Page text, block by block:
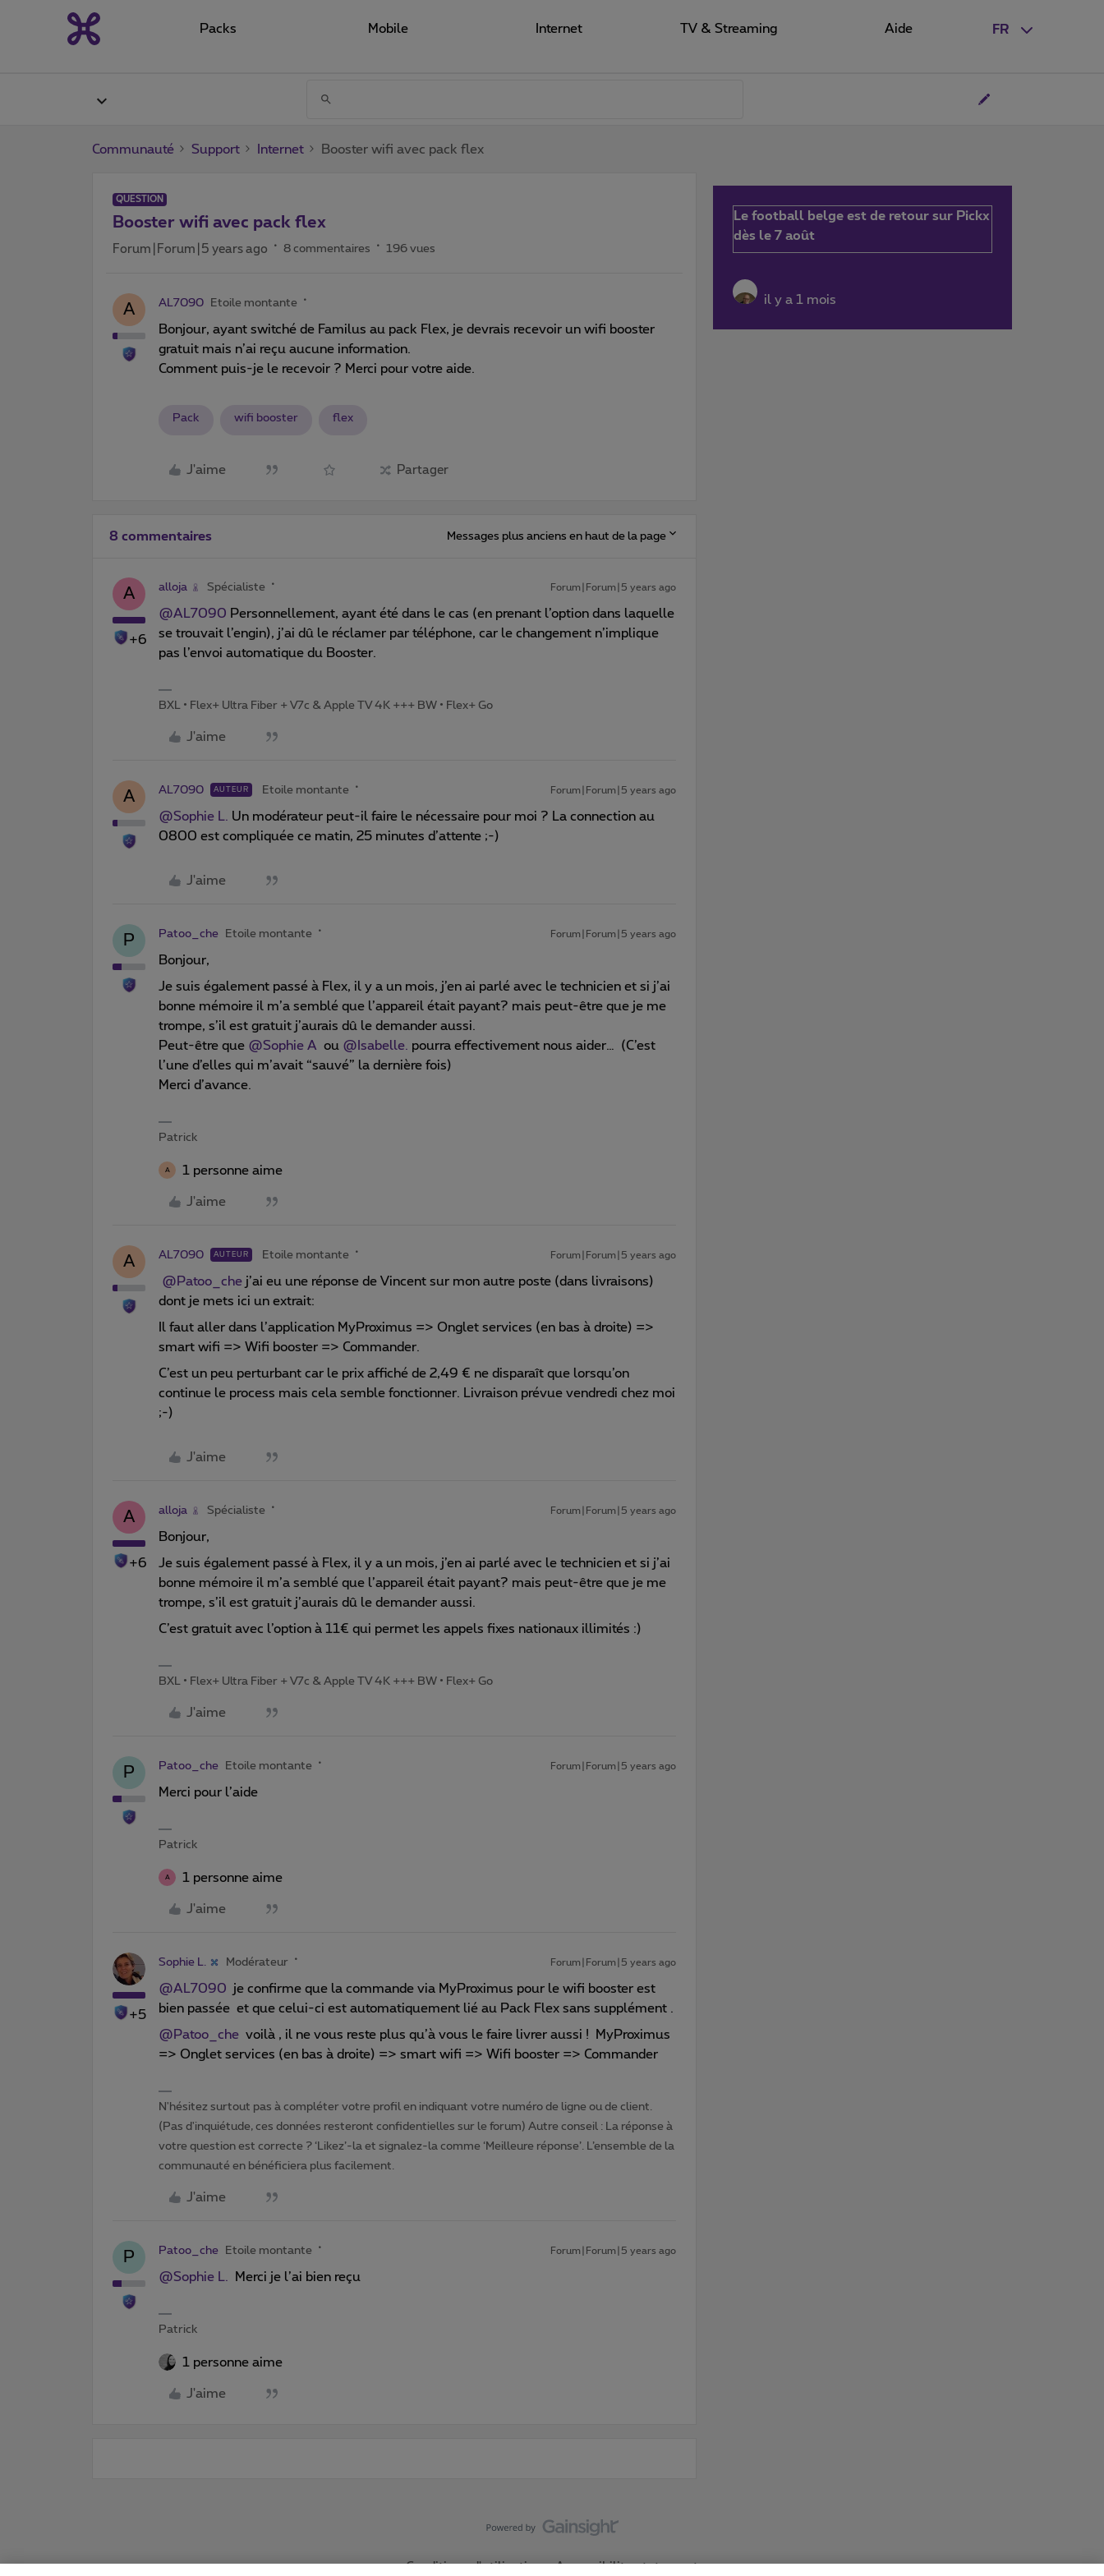
FR
Packs Mobile Internet TV & Streaming Aide
Communauté Support Internet Booster wifi avec pack flex
QUESTION
Booster wifi avec pack flex
Forum|Forum|5 years ago 8 commentaires 196 vues
A AL7090 Etoile montante
Bonjour, ayant switché de Familus au pack Flex, je devrais recevoir un wifi booster
gratuit mais n’ai reçu aucune information.
Comment puis-je le recevoir ? Merci pour votre aide.
Pack wifi booster flex
J'aime Partager
8 commentaires Messages plus anciens en haut de la page
A
+6
alloja Spécialiste Forum|Forum|5 years ago
@AL7090 Personnellement, ayant été dans le cas (en prenant l’option dans laquelle
se trouvait l’engin), j’ai dû le réclamer par téléphone, car le changement n’implique
pas l’envoi automatique du Booster.
BXL • Flex+ Ultra Fiber + V7c & Apple TV 4K +++ BW • Flex+ Go
J'aime
A AL7090 AUTEUR Etoile montante Forum|Forum|5 years ago
@Sophie L.
Un modérateur peut-il faire le nécessaire pour moi ? La connection au
0800 est compliquée ce matin, 25 minutes d’attente ;-)
J'aime
P Patoo_che Etoile montante Forum|Forum|5 years ago
Bonjour,
Je suis également passé à Flex, il y a un mois, j’en ai parlé avec le technicien et si j’ai
bonne mémoire il m’a semblé que l’appareil était payant? mais peut-être que je me
trompe, s’il est gratuit j’aurais dû le demander aussi.
Peut-être que @Sophie A ou @Isabelle. pourra effectivement nous aider… (C’est
l’une d’elles qui m’avait “sauvé” la dernière fois)
Merci d’avance.
Patrick
A 1 personne aime
J'aime
A AL7090 AUTEUR Etoile montante Forum|Forum|5 years ago
@Patoo_che j’ai eu une réponse de Vincent sur mon autre poste (dans livraisons)
dont je mets ici un extrait:
Il faut aller dans l’application MyProximus => Onglet services (en bas à droite) =>
smart wifi => Wifi booster => Commander.
C’est un peu perturbant car le prix affiché de 2,49 € ne disparaît que lorsqu’on
continue le process mais cela semble fonctionner. Livraison prévue vendredi chez moi
;-)
J'aime
A
+6
alloja Spécialiste Forum|Forum|5 years ago
Bonjour,
Je suis également passé à Flex, il y a un mois, j’en ai parlé avec le technicien et si j’ai
bonne mémoire il m’a semblé que l’appareil était payant? mais peut-être que je me
trompe, s’il est gratuit j’aurais dû le demander aussi.
C’est gratuit avec l’option à 11€ qui permet les appels fixes nationaux illimités :)
BXL • Flex+ Ultra Fiber + V7c & Apple TV 4K +++ BW • Flex+ Go
J'aime
P Patoo_che Etoile montante Forum|Forum|5 years ago
Merci pour l’aide
Patrick
A 1 personne aime
J'aime
+5
Sophie L. Modérateur Forum|Forum|5 years ago
@AL7090 je confirme que la commande via MyProximus pour le wifi booster est
bien passée et que celui-ci est automatiquement lié au Pack Flex sans supplément .
@Patoo_che voilà , il ne vous reste plus qu’à vous le faire livrer aussi ! MyProximus
=> Onglet services (en bas à droite) => smart wifi => Wifi booster => Commander
N'hésitez surtout pas à compléter votre profil en indiquant votre numéro de ligne ou de client.
(Pas d'inquiétude, ces données resteront confidentielles sur le forum) Autre conseil : La réponse à
votre question est correcte ? ‘Likez’-la et signalez-la comme ‘Meilleure réponse’. L’ensemble de la
communauté en bénéficiera plus facilement.
J'aime
P Patoo_che Etoile montante Forum|Forum|5 years ago
@Sophie L. Merci je l’ai bien reçu
Patrick
1 personne aime
J'aime
Le football belge est de retour sur Pickx
dès le 7 août
il y a 1 mois
Conditions d'utilisation Accessibility statement